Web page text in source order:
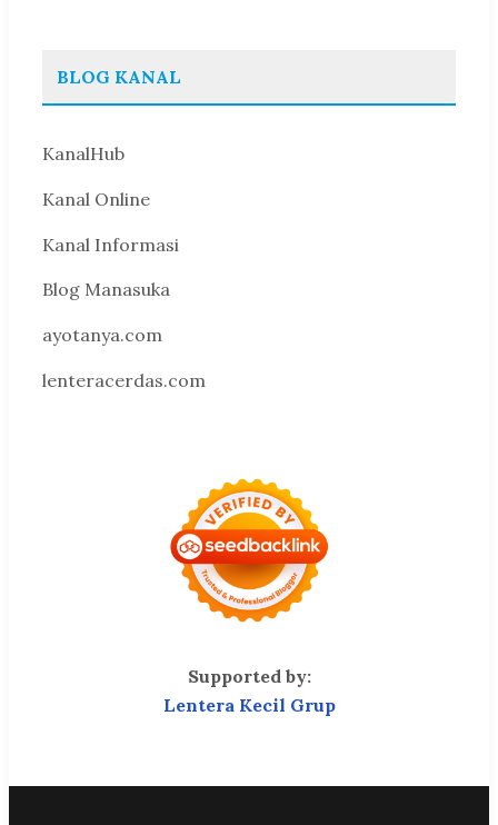
BLOG KANAL
KanalHub
Kanal Online
Kanal Informasi
Blog Manasuka
ayotanya.com
lenteracerdas.com
Supported by:
Lentera Kecil Grup